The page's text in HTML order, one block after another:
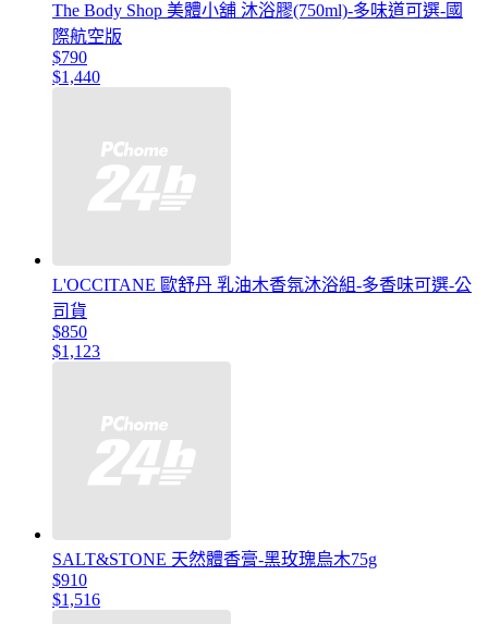
The Body Shop 美體小舖 沐浴膠(750ml)-多味道可選-國
際航空版
$790
$1,440
L'OCCITANE 歐舒丹 乳油木香氛沐浴組-多香味可選-公
司貨
$850
$1,123
SALT&STONE 天然體香膏-黑玫瑰烏木75g
$910
$1,516